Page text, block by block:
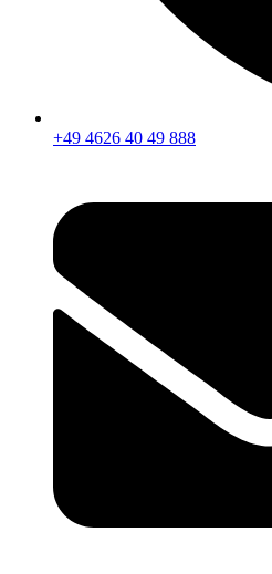
+49 4626 40 49 888